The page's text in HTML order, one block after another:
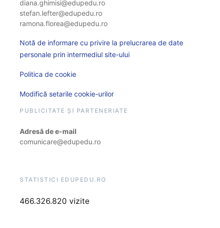
diana.ghimisi@edupedu.ro
stefan.lefter@edupedu.ro
ramona.florea@edupedu.ro
Notă de informare cu privire la prelucrarea de date
personale prin intermediul site-ului
Politica de cookie
Modifică setarile cookie-urilor
PUBLICITATE ȘI PARTENERIATE
Adresă de e-mail
comunicare@edupedu.ro
STATISTICI EDUPEDU.RO
466.326.820 vizite